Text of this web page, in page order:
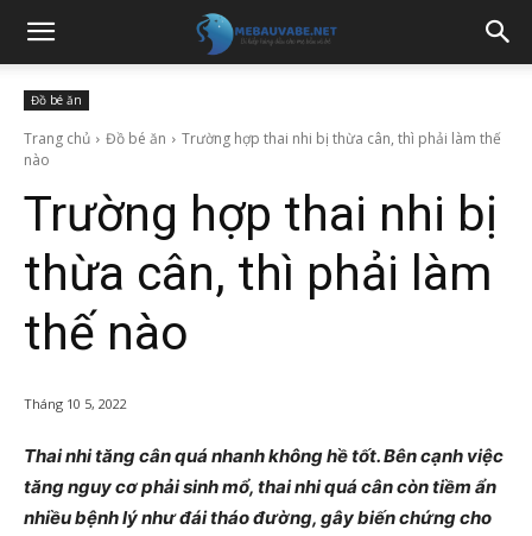
Đồ bé ăn
Trang chủ Đồ bé ăn
Trường hợp thai nhi bị thừa cân, thì phải làm thế
nào
Trường hợp thai nhi bị
thừa cân, thì phải làm
thế nào
Tháng 10 5, 2022
Thai nhi tăng cân quá nhanh không hề tốt. Bên cạnh việc
tăng nguy cơ phải sinh mổ, thai nhi quá cân còn tiềm ẩn
nhiều bệnh lý như đái tháo đường, gây biến chứng cho